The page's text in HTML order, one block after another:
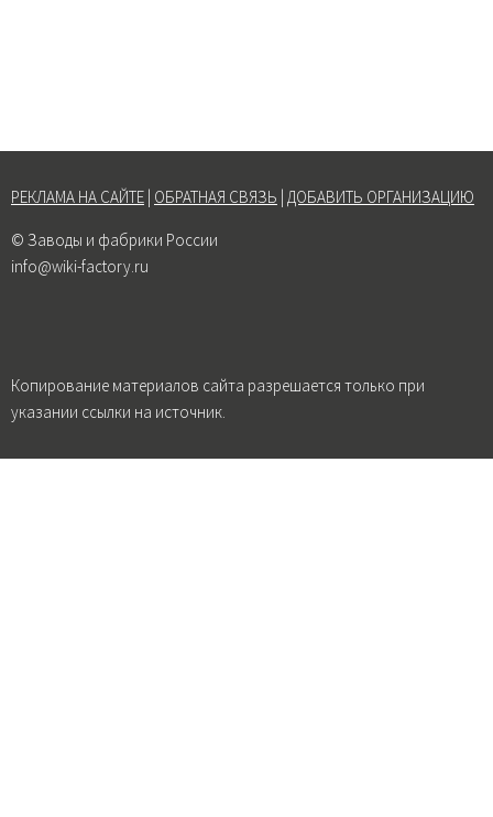
РЕКЛАМА НА САЙТЕ ОБРАТНАЯ СВЯЗЬ ДОБАВИТЬ ОРГАНИЗАЦИЮ
© Заводы и фабрики России
info@wiki-factory.ru
Копирование материалов сайта разрешается только при
указании ссылки на источник.